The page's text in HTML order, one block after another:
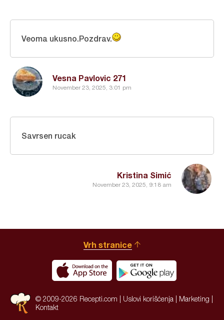
Vesna Pavlovic 271
November 23, 2025, 3:01 pm
Veoma ukusno.Pozdrav.
Kristina Simić
November 23, 2025, 9:18 am
Savrsen rucak
Vrh stranice
© 2009-2026 Recepti.com | Uslovi korišćenja Marketing
Kontakt